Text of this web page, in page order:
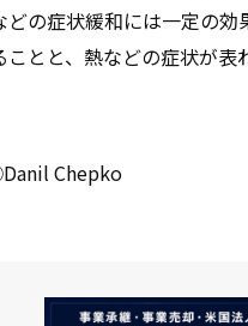
の症状緩和には一定の
とと、熱などの症状が表
Chepko